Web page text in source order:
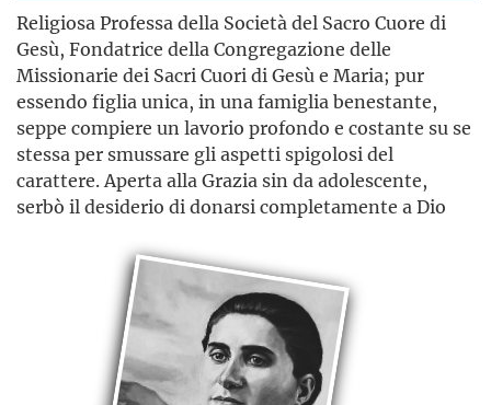
Religiosa Professa della Società del Sacro Cuore di
Gesù, Fondatrice della Congregazione delle
Missionarie dei Sacri Cuori di Gesù e Maria; pur
essendo figlia unica, in una famiglia benestante,
seppe compiere un lavorio profondo e costante su se
stessa per smussare gli aspetti spigolosi del
carattere. Aperta alla Grazia sin da adolescente,
serbò il desiderio di donarsi completamente a Dio